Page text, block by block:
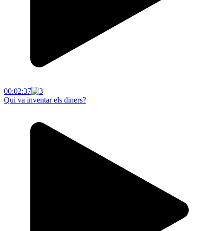
00:02:37
Qui va inventar els diners?